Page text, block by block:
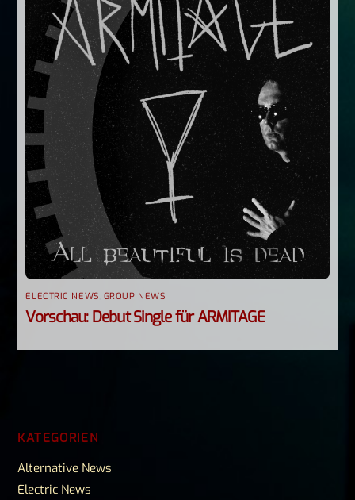
ELECTRIC NEWS GROUP NEWS
Vorschau: Debut Single für ARMITAGE
KATEGORIEN
Alternative News
Electric News